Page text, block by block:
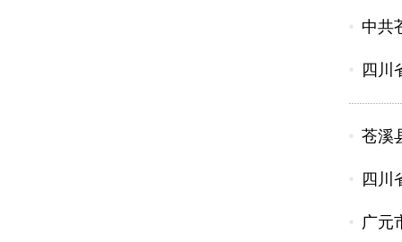
中共
四川
苍溪
四川
广元